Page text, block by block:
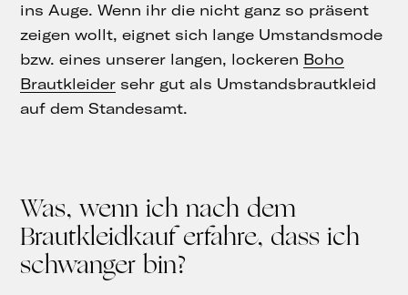
ins Auge. Wenn ihr die nicht ganz so präsent
zeigen wollt, eignet sich lange Umstandsmode
bzw. eines unserer langen, lockeren Boho
Brautkleider sehr gut als Umstandsbrautkleid
auf dem Standesamt.
Was, wenn ich nach dem
Brautkleidkauf erfahre, dass ich
schwanger bin?